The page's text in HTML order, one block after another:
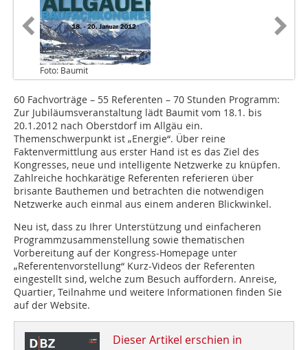
Foto: Baumit
60 Fachvorträge – 55 Referenten – 70 Stunden Programm:
Zur Jubiläumsveranstaltung lädt Baumit vom 18.1. bis
20.1.2012 nach Oberstdorf im Allgäu ein.
Themenschwerpunkt ist „Energie“. Über reine
Faktenvermittlung aus erster Hand ist es das Ziel des
Kongresses, neue und intelligente Netzwerke zu knüpfen.
Zahlreiche hochkarätige Referenten referieren über
brisante Bauthemen und betrachten die notwendigen
Netzwerke auch einmal aus einem anderen Blickwinkel.
Neu ist, dass zu Ihrer Unterstützung und einfacheren
Programmzusammenstellung sowie thematischen
Vorbereitung auf der Kongress-Homepage unter
„Referentenvorstellung“ Kurz-Videos der Referenten
eingestellt sind, welche zum Besuch auffordern. Anreise,
Quartier, Teilnahme und weitere Informationen finden Sie
auf der Website.
Dieser Artikel erschien in